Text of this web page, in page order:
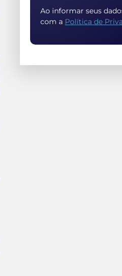
Ao informar seus
com a Política de